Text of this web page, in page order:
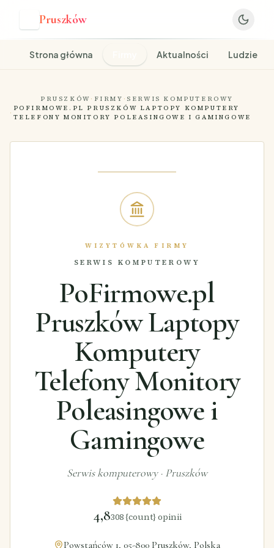
Pruszków
Strona główna Aktualności Ludzie
PRUSZKÓW · FIRMY · SERWIS KOMPUTEROWY
·
POFIRMOWE.PL PRUSZKÓW LAPTOPY KOMPUTERY
TELEFONY MONITORY POLEASINGOWE I GAMINGOWE
WIZYTÓWKA FIRMY
SERWIS KOMPUTEROWY
PoFirmowe.pl
Pruszków Laptopy
Komputery
Telefony Monitory
Poleasingowe i
Gamingowe
Serwis komputerowy· Pruszków
4,8308 {count} opinii
Powstańców 1, 05-800 Pruszków, Polska